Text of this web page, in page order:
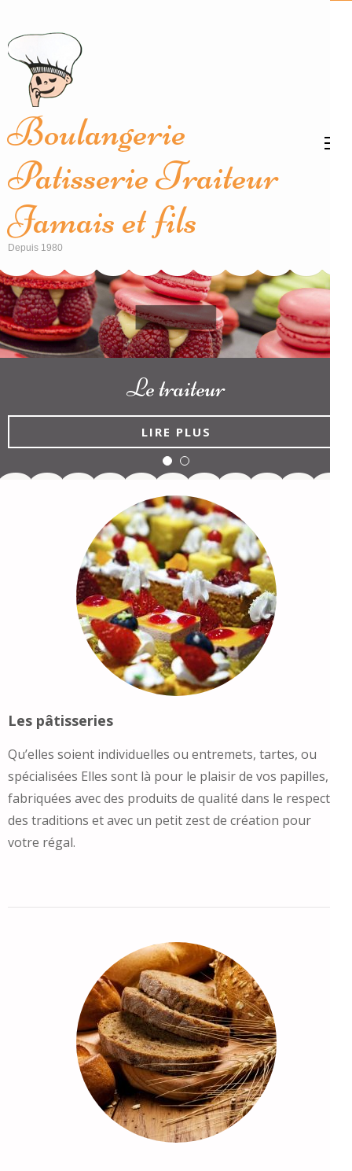
contenu
(Pressez
Entrée)
Boulangerie
Patisserie Traiteur
Jamais et fils
Depuis 1980
Le traiteur
LIRE PLUS
Les pâtisseries
Qu’elles soient individuelles ou entremets, tartes, ou
spécialisées Elles sont là pour le plaisir de vos papilles,
fabriquées avec des produits de qualité dans le respect
des traditions et avec un petit zest de création pour
votre régal.